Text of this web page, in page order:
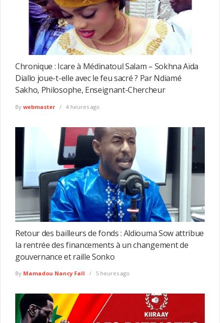
Chronique : Icare à Médinatoul Salam – Sokhna Aïda
Diallo joue-t-elle avec le feu sacré ? Par Ndiamé
Sakho, Philosophe, Enseignant-Chercheur
By webmaster 4 heures ago
Retour des bailleurs de fonds : Aldiouma Sow attribue
la rentrée des financements à un changement de
gouvernance et raille Sonko
By Mamadou Nancy Fall 5 heures ago